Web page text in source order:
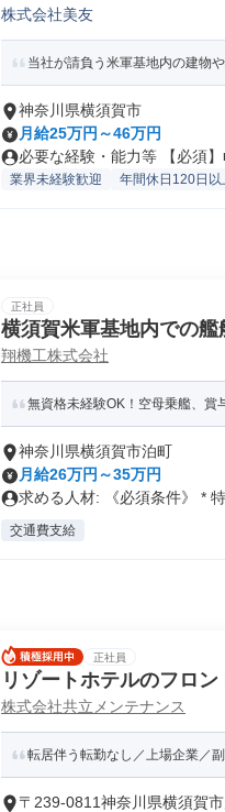
株式会社美友
当社が請負う米軍基地内の建物
神奈川県横須賀市
月給25万円～46万円
必要な経験・能力等 【必須
業界未経験歓迎 年間休日120日以
正社員
横須賀米軍基地内での
翔機工株式会社
無資格未経験OK！空母乗艦、賞
神奈川県横須賀市泊町
月給26万円～35万円
求める人材: 《必須条件》 *
交通費支給
正社員
リゾートホテルのフロン
株式会社共立メンテナンス
転居伴う転勤なし／上場企業／
〒239-0811神奈川県横須賀